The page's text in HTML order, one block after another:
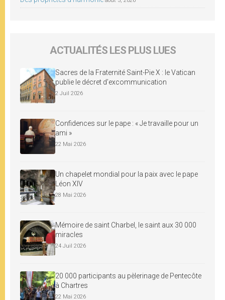
ACTUALITÉS LES PLUS LUES
Sacres de la Fraternité Saint-Pie X : le Vatican
publie le décret d’excommunication
2 Juil 2026
Confidences sur le pape : « Je travaille pour un
ami »
22 Mai 2026
Un chapelet mondial pour la paix avec le pape
Léon XIV
28 Mai 2026
Mémoire de saint Charbel, le saint aux 30 000
miracles
24 Juil 2026
20 000 participants au pèlerinage de Pentecôte
à Chartres
22 Mai 2026